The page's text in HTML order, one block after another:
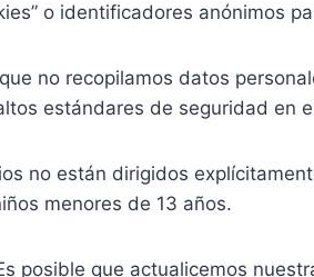
o identificadores anónimos
no recopilamos datos
estándares de seguridad en
no están dirigidos
menores de 13 años.
posible que actualicemos